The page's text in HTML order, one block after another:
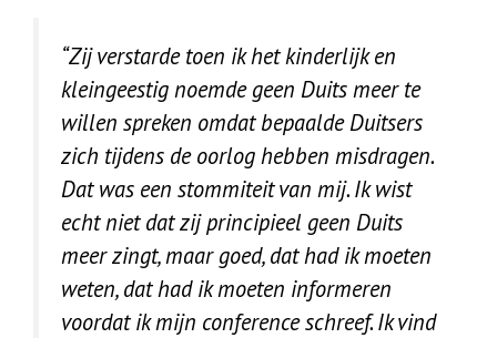
“Zij verstarde toen ik het kinderlijk en
kleingeestig noemde geen Duits meer te
willen spreken omdat bepaalde Duitsers
zich tijdens de oorlog hebben misdragen.
Dat was een stommiteit van mij. Ik wist
echt niet dat zij principieel geen Duits
meer zingt, maar goed, dat had ik moeten
weten, dat had ik moeten informeren
voordat ik mijn conference schreef. Ik vind